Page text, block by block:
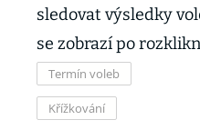
sledovat výsledky
se zobrazí po
Termín voleb
Křížkování